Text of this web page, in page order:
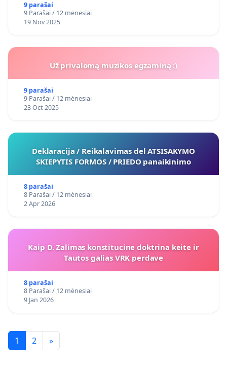
9 parašai
9 Parašai / 12 mėnesiai
19 Nov 2025
Už privalomą muzikos egzaminą :)
9 parašai
9 Parašai / 12 mėnesiai
23 Oct 2025
Deklaracija / Reikalavimas del ATSISAKYMO
SKIEPYTIS FORMOS / PRIEDO panaikinimo
8 parašai
8 Parašai / 12 mėnesiai
2 Apr 2026
Kaip D. Zalimas konstitucine doktrina keite ir
Tautos galias VRK perdave
8 parašai
8 Parašai / 12 mėnesiai
9 Jan 2026
1 2 »